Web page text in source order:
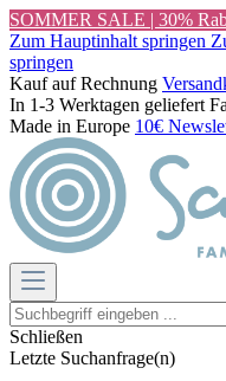
SOMMER SALE | 30%
Zum Hauptinhalt springen
springen
Kauf auf Rechnung
In 1-3 Werktagen geliefert
Made in Europe 10€
Schließen
Letzte Suchanfrage(n)